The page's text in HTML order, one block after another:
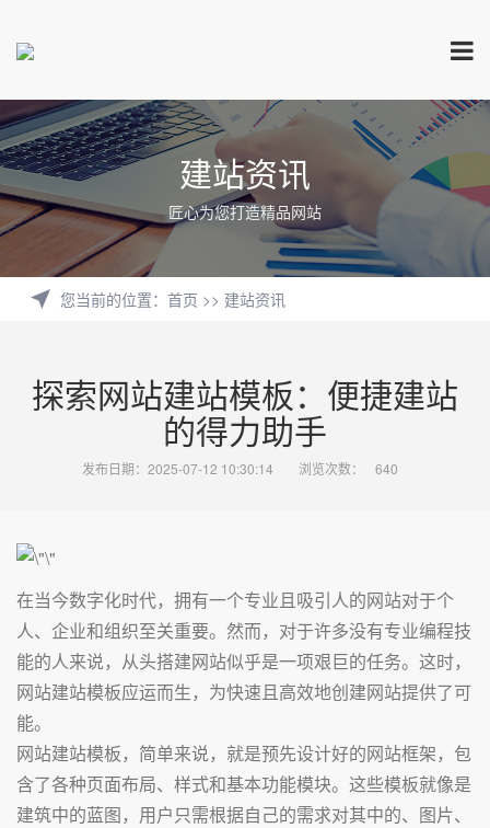
建站资讯
匠心为您打造精品网站
您当前的位置： 首页 >> 建站资讯
探索网站建站模板：便捷建站
的得力助手
发布日期：2025-07-12 10:30:14 浏览次数： 640
在当今数字化时代，拥有一个专业且吸引人的网站对于个
人、企业和组织至关重要。然而，对于许多没有专业编程技
能的人来说，从头搭建网站似乎是一项艰巨的任务。这时，
网站建站模板应运而生，为快速且高效地创建网站提供了可
能。
网站建站模板，简单来说，就是预先设计好的网站框架，包
含了各种页面布局、样式和基本功能模块。这些模板就像是
建筑中的蓝图，用户只需根据自己的需求对其中的、图片、